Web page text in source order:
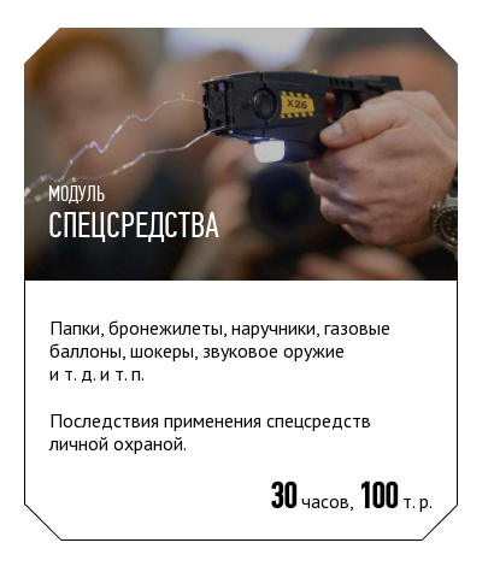
МОДУЛЬ
СПЕЦСРЕДСТВА
Папки, бронежилеты, наручники, газовые
баллоны, шокеры, звуковое оружие
и т. д. и т. п.
Последствия применения спецсредств
личной охраной.
30часов, 100т. р.